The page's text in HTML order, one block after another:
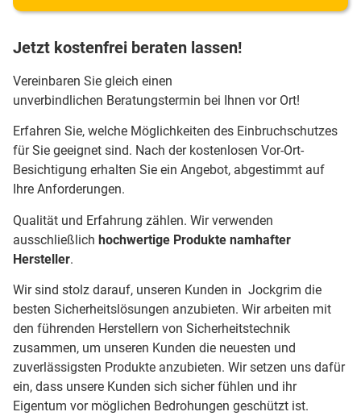
Jetzt kostenfrei beraten lassen!
Vereinbaren Sie gleich einen
unverbindlichen Beratungstermin bei Ihnen vor Ort!
Erfahren Sie, welche Möglichkeiten des Einbruchschutzes
für Sie geeignet sind. Nach der kostenlosen Vor-Ort-
Besichtigung erhalten Sie ein Angebot, abgestimmt auf
Ihre Anforderungen.
Qualität und Erfahrung zählen. Wir verwenden
ausschließlich hochwertige Produkte namhafter
Hersteller.
Wir sind stolz darauf, unseren Kunden in Jockgrim die
besten Sicherheitslösungen anzubieten. Wir arbeiten mit
den führenden Herstellern von Sicherheitstechnik
zusammen, um unseren Kunden die neuesten und
zuverlässigsten Produkte anzubieten. Wir setzen uns dafür
ein, dass unsere Kunden sich sicher fühlen und ihr
Eigentum vor möglichen Bedrohungen geschützt ist.